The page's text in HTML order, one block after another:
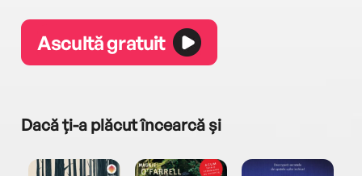
Ascultă gratuit
Dacă ți-a plăcut încearcă și